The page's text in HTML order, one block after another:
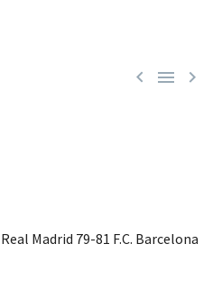
  
Madrid 79-81 F.C. Barcelona